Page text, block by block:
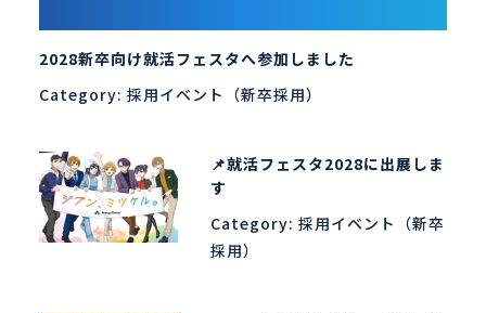
2028新卒向け就活フェスタへ参加しました
Category: 採用イベント（新卒採用）
📌就活フェスタ2028に出展しま
す
Category: 採用イベント（新卒
採用）